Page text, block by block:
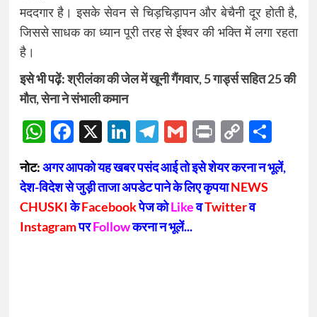
मददगार है। इसके सेवन से चिड़चिड़ापन और बेचैनी दूर होती है,
जिससे साधक का ध्यान पूरी तरह से ईश्वर की भक्ति में लगा रहता
है।
इसे भी पढ़ें:श्रीलंका की जेल में खूनी गैंगवार, 5 गार्ड्स सहित 25 की
मौत, सेना ने संभाली कमान
WhatsApp
Facebook
X LinkedIn
Telegram
Gmail
Print
Copy
Link
नोट:अगर आपको यह खबर पसंद आई तो इसे शेयर करना न भूलें,
देश-विदेश से जुड़ी ताजा अपडेट पाने के लिए कृपयाNEWS
CHUSKIकेFacebookपेज कोLikeवTwitterव
InstagramपरFollowकरना न भूलें...